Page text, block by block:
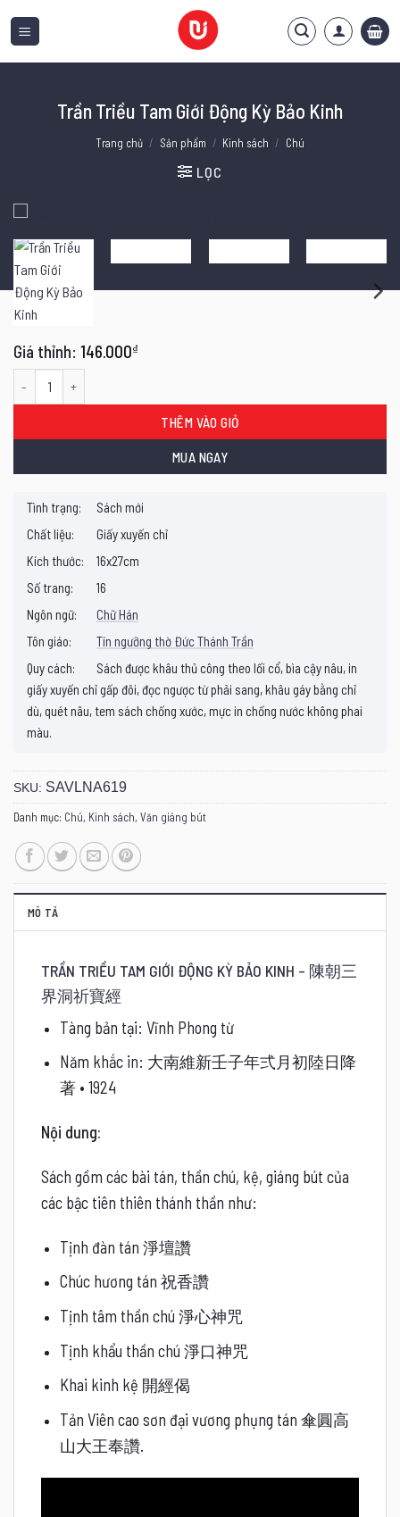
qua
Trần Triều Tam Giới Động Kỳ Bảo Kinh
Trang chủ / Sản phẩm / Kinh sách / Chú
LỌC
146.000₫
THÊM VÀO GIỎ
MUA NGAY
Tình trạng:
Sách mới
Chất liệu:
Giấy xuyến chỉ
Kích thước:
16x27cm
Số trang:
16
Ngôn ngữ:
Chữ Hán
Tôn giáo:
Tín ngưỡng thờ Đức Thánh Trần
Quy cách:
Sách được khâu thủ công theo lối cổ, bìa cậy nâu, in
giấy xuyến chỉ gấp đôi, đọc ngược từ phải sang, khâu gáy bằng chỉ
dù, quét nâu, tem sách chống xước, mực in chống nước không phai
màu.
SKU: SAVLNA619
Danh mục: Chú, Kinh sách, Văn giáng bút
MÔ TẢ
TRẦN TRIỀU TAM GIỚI ĐỘNG KỲ BẢO KINH – 陳朝三
界洞祈寶經
Tàng bản tại: Vĩnh Phong từ
Năm khắc in: 大南維新壬子年弍月初陸日降
著 • 1924
Nội dung:
Sách gồm các bài tán, thần chú, kệ, giáng bút của
các bậc tiên thiên thánh thần như:
Tịnh đàn tán 淨壇讚
Chúc hương tán 祝香讚
Tịnh tâm thần chú 淨心神咒
Tịnh khẩu thần chú 淨口神咒
Khai kinh kệ 開經偈
Tản Viên cao sơn đại vương phụng tán 傘圓高
山大王奉讚.